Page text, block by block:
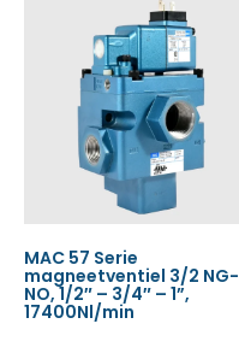
MAC 57 Serie
magneetventiel 3/2 NG-
NO, 1/2″ – 3/4″ – 1”,
17400Nl/min